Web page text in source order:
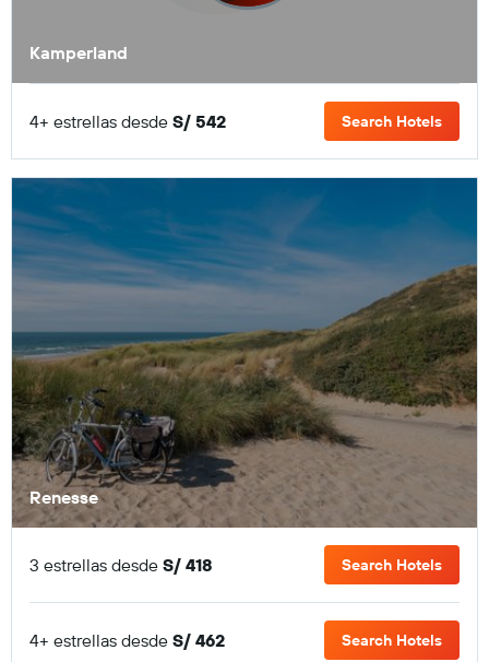
Kamperland
4+ estrellas desde S/ 542 Search Hotels
Renesse
3 estrellas desde S/ 418 Search Hotels
4+ estrellas desde S/ 462 Search Hotels